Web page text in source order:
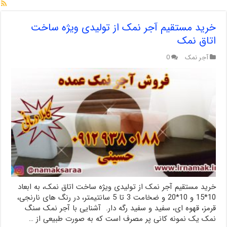
خرید مستقیم آجر نمک از تولیدی ویژه ساخت
اتاق نمک
آجر نمک 0
خرید مستقیم آجر نمک از تولیدی ویژه ساخت اتاق نمک، به ابعاد
10*15 و 10*20 و ضخامت 3 تا 5 سانتیمتر، در رنگ های نارنجی،
قرمز، قهوه ای، سفید و سفید رگه دار. آشنایی با آجر نمک سنگ
نمک یک نمونه کانی پر مصرف است که به صورت طبیعی از …